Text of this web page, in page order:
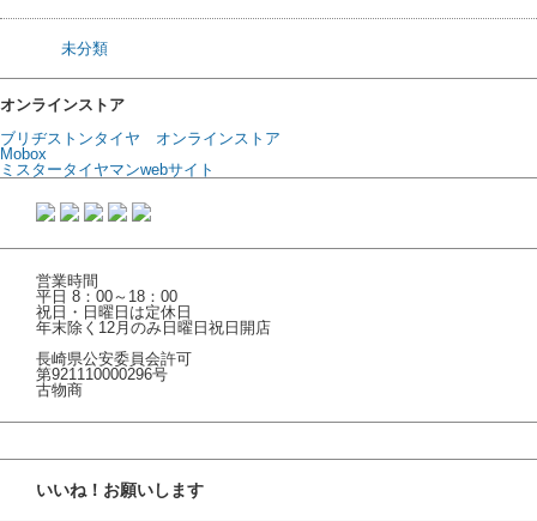
未分類
オンラインストア
ブリヂストンタイヤ オンラインストア
Mobox
ミスタータイヤマンwebサイト
営業時間
平日 8：00～18：00
祝日・日曜日は定休日
年末除く12月のみ日曜日祝日開店
長崎県公安委員会許可
第921110000296号
古物商
いいね！お願いします